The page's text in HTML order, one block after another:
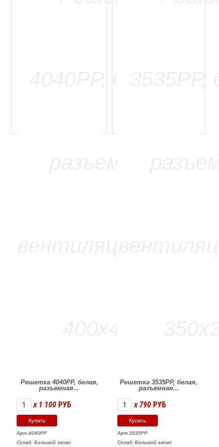
Решетка 4040РР, белая,
разъемная...
X 1 100 РУБ
Арт.4040РР
Склад: Большой запас
Решетка 3535РР, белая,
разъемная...
X 790 РУБ
Арт.3535РР
Склад: Большой запас